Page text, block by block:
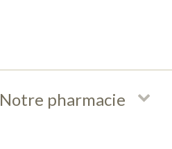
Notre pharmacie